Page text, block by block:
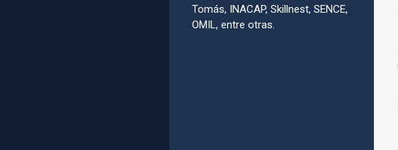
Tomás, INACAP, Skillnest, SENCE,
OMIL, entre otras.